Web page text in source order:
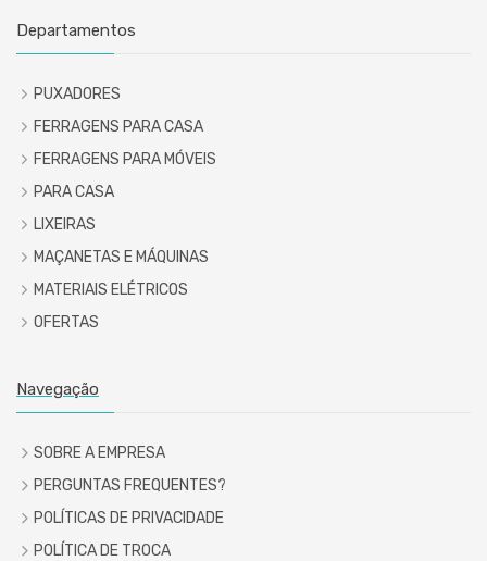
Departamentos
PUXADORES
FERRAGENS PARA CASA
FERRAGENS PARA MÓVEIS
PARA CASA
LIXEIRAS
MAÇANETAS E MÁQUINAS
MATERIAIS ELÉTRICOS
OFERTAS
Navegação
SOBRE A EMPRESA
PERGUNTAS FREQUENTES?
POLÍTICAS DE PRIVACIDADE
POLÍTICA DE TROCA